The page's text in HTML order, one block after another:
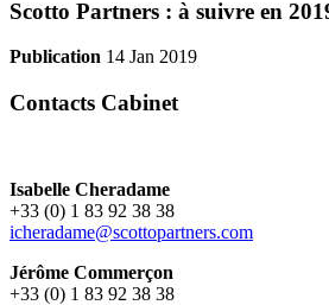
Scotto Partners : à suivre en
Publication 14 Jan 2019
Contacts Cabinet
Isabelle Cheradame
+33 (0) 1 83 92 38 38
icheradame@scottopartners.com
Jérôme Commerçon
+33 (0) 1 83 92 38 38